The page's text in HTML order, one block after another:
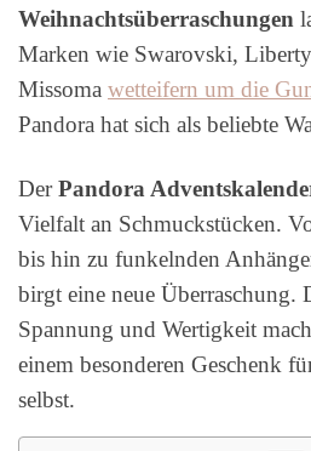
Weihnachtsüberraschungen
Marken wie Swarovski,
Missoma wetteifern um die
Pandora hat sich als beliebte
DerPandora
Vielfalt an Schmuckstücken.
bis hin zu funkelnden
birgt eine neue Überraschung.
Spannung und Wertigkeit
einem besonderen Geschenk
selbst.